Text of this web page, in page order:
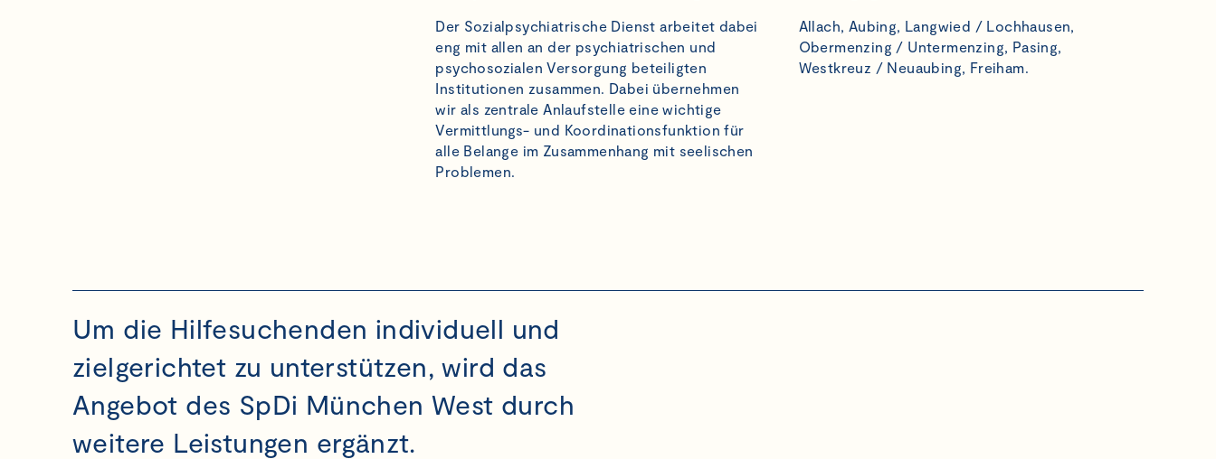
Der Sozialpsychiatrische Dienst arbeitet dabei
eng mit allen an der psychiatrischen und
psychosozialen Versorgung beteiligten
Institutionen zusammen. Dabei übernehmen
wir als zentrale Anlaufstelle eine wichtige
Vermittlungs- und Koordinationsfunktion für
alle Belange im Zusammenhang mit seelischen
Problemen.
Allach, Aubing, Langwied / Lochhausen,
Obermenzing / Untermenzing, Pasing,
Westkreuz / Neuaubing, Freiham.
Um die Hilfesuchenden individuell und
zielgerichtet zu unterstützen, wird das
Angebot des SpDi München West durch
weitere Leistungen ergänzt.